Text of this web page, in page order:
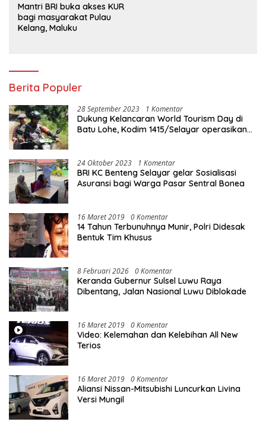
Mantri BRI buka akses KUR
bagi masyarakat Pulau
Kelang, Maluku
Berita Populer
28 September 2023 1 Komentar
Dukung Kelancaran World Tourism Day di
Batu Lohe, Kodim 1415/Selayar operasikan
24 Oktober 2023 1 Komentar
BRI KC Benteng Selayar gelar Sosialisasi
Asuransi bagi Warga Pasar Sentral Bonea
16 Maret 2019 0 Komentar
14 Tahun Terbunuhnya Munir, Polri Didesak
Bentuk Tim Khusus
8 Februari 2026 0 Komentar
Keranda Gubernur Sulsel Luwu Raya
Dibentang, Jalan Nasional Luwu Diblokade
16 Maret 2019 0 Komentar
Video: Kelemahan dan Kelebihan All New
Terios
16 Maret 2019 0 Komentar
Aliansi Nissan-Mitsubishi Luncurkan Livina
Versi Mungil